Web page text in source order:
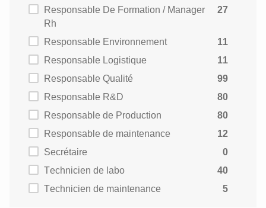
Responsable De Formation / Manager
Rh
27
Responsable Environnement
11
Responsable Logistique
11
Responsable Qualité
99
Responsable R&D
80
Responsable de Production
80
Responsable de maintenance
12
Secrétaire
0
Technicien de labo
40
Technicien de maintenance
5